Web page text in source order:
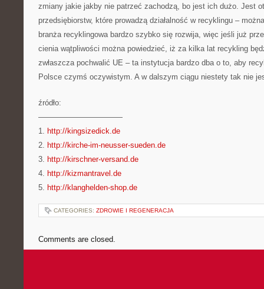
zmiany jakie jakby nie patrzeć zachodzą, bo jest ich dużo. Jest
przedsiębiorstw, które prowadzą działalność w recyklingu –
branża recyklingowa bardzo szybko się rozwija, więc jeśli już
cienia wątpliwości można powiedzieć, iż za kilka lat recykling
zwłaszcza pochwalić UE – ta instytucja bardzo dba o to, aby
Polsce czymś oczywistym. A w dalszym ciągu niestety tak nie
źródło:
———————————
1. http://kingsizedick.de
2. http://kirche-im-neusser-sueden.de
3. http://kirschner-versand.de
4. http://kizmantravel.de
5. http://klanghelden-shop.de
CATEGORIES: ZDROWIE I REGENERACJA
Comments are closed.